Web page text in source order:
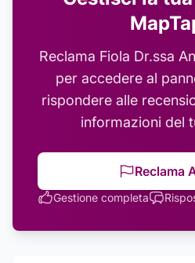
Reclama Fiola Dr.ssa
per accedere al
rispondere alle
informazioni del
Reclama
Gestione completa